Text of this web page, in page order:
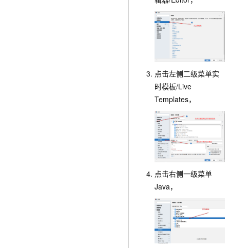
点击左侧二级菜单实
时模板/Live
Templates，
点击右侧一级菜单
Java，